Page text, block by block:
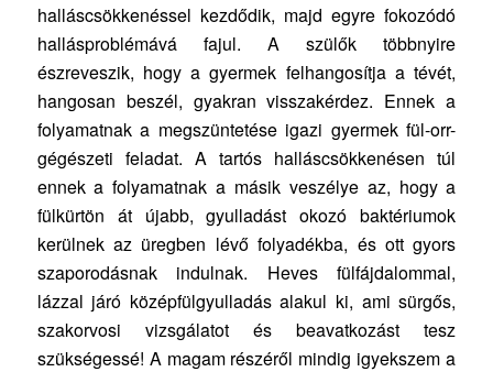
halláscsökkenéssel kezdődik, majd egyre fokozódó
hallásproblémává fajul. A szülők többnyire
észreveszik, hogy a gyermek felhangosítja a tévét,
hangosan beszél, gyakran visszakérdez. Ennek a
folyamatnak a megszüntetése igazi gyermek fül-orr-
gégészeti feladat. A tartós halláscsökkenésen túl
ennek a folyamatnak a másik veszélye az, hogy a
fülkürtön át újabb, gyulladást okozó baktériumok
kerülnek az üregben lévő folyadékba, és ott gyors
szaporodásnak indulnak. Heves fülfájdalommal,
lázzal járó középfülgyulladás alakul ki, ami sürgős,
szakorvosi vizsgálatot és beavatkozást tesz
szükségessé! A magam részéről mindig igyekszem a